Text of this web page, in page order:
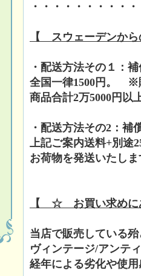
・・・・・・・・・
【 スウェーデンか
・配送方法その１：
全国一律1500円。 ※
商品合計2万5000円以
・配送方法その2：補
上記ご案内送料+別途
お荷物を発送いたし
【 ☆ お買い求め
当店で販売している
ヴィンテージ/アンテ
経年による劣化や使